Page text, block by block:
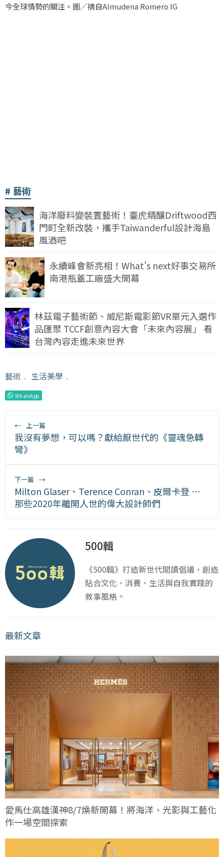
今全球情勢的關注。圖／摘自Almudena Romero IG
藝術
海洋廢料變裝置藝術！臺虎精釀Driftwood西
門町全新改裝，攜手Taiwanderful設計海島
風酒吧
永續峰會新亮相！What's next好事交易所
南港瓶蓋工廠盛大開幕
林茲電子藝術節、威尼斯電影節VR單元入選作
品匯聚 TCCF創意內容大會「未來內容展」 看
台灣內容走進未來世界
藝術 ﹒ 生活美學 ﹒
WhatsApp
← 上一篇
我沒有夢想，可以嗎？獻給厭世代的《靈魂急轉
彎》
下一篇 →
Milton Glaser、Terence Conran、皮爾卡登 ⋯
那些2020年離開人世的偉大設計師們
500輯
《500輯》打造新世代閱讀倡議，創造
貼合文化、消費、生活與自我實踐的
敘事風格。
最新文章
愛馬仕高雄漢神8/7煥新開幕！將海洋、光影與工藝化
作一場空間探索